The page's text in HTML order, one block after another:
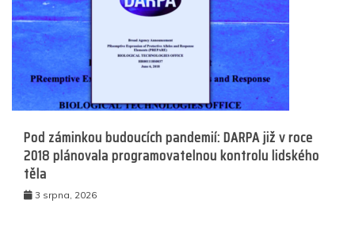
Pod záminkou budoucích pandemií: DARPA již v roce
2018 plánovala programovatelnou kontrolu lidského
těla
3 srpna, 2026